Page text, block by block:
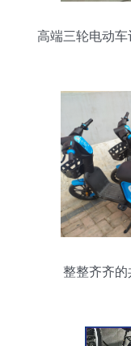
高端三轮电动
整整齐齐